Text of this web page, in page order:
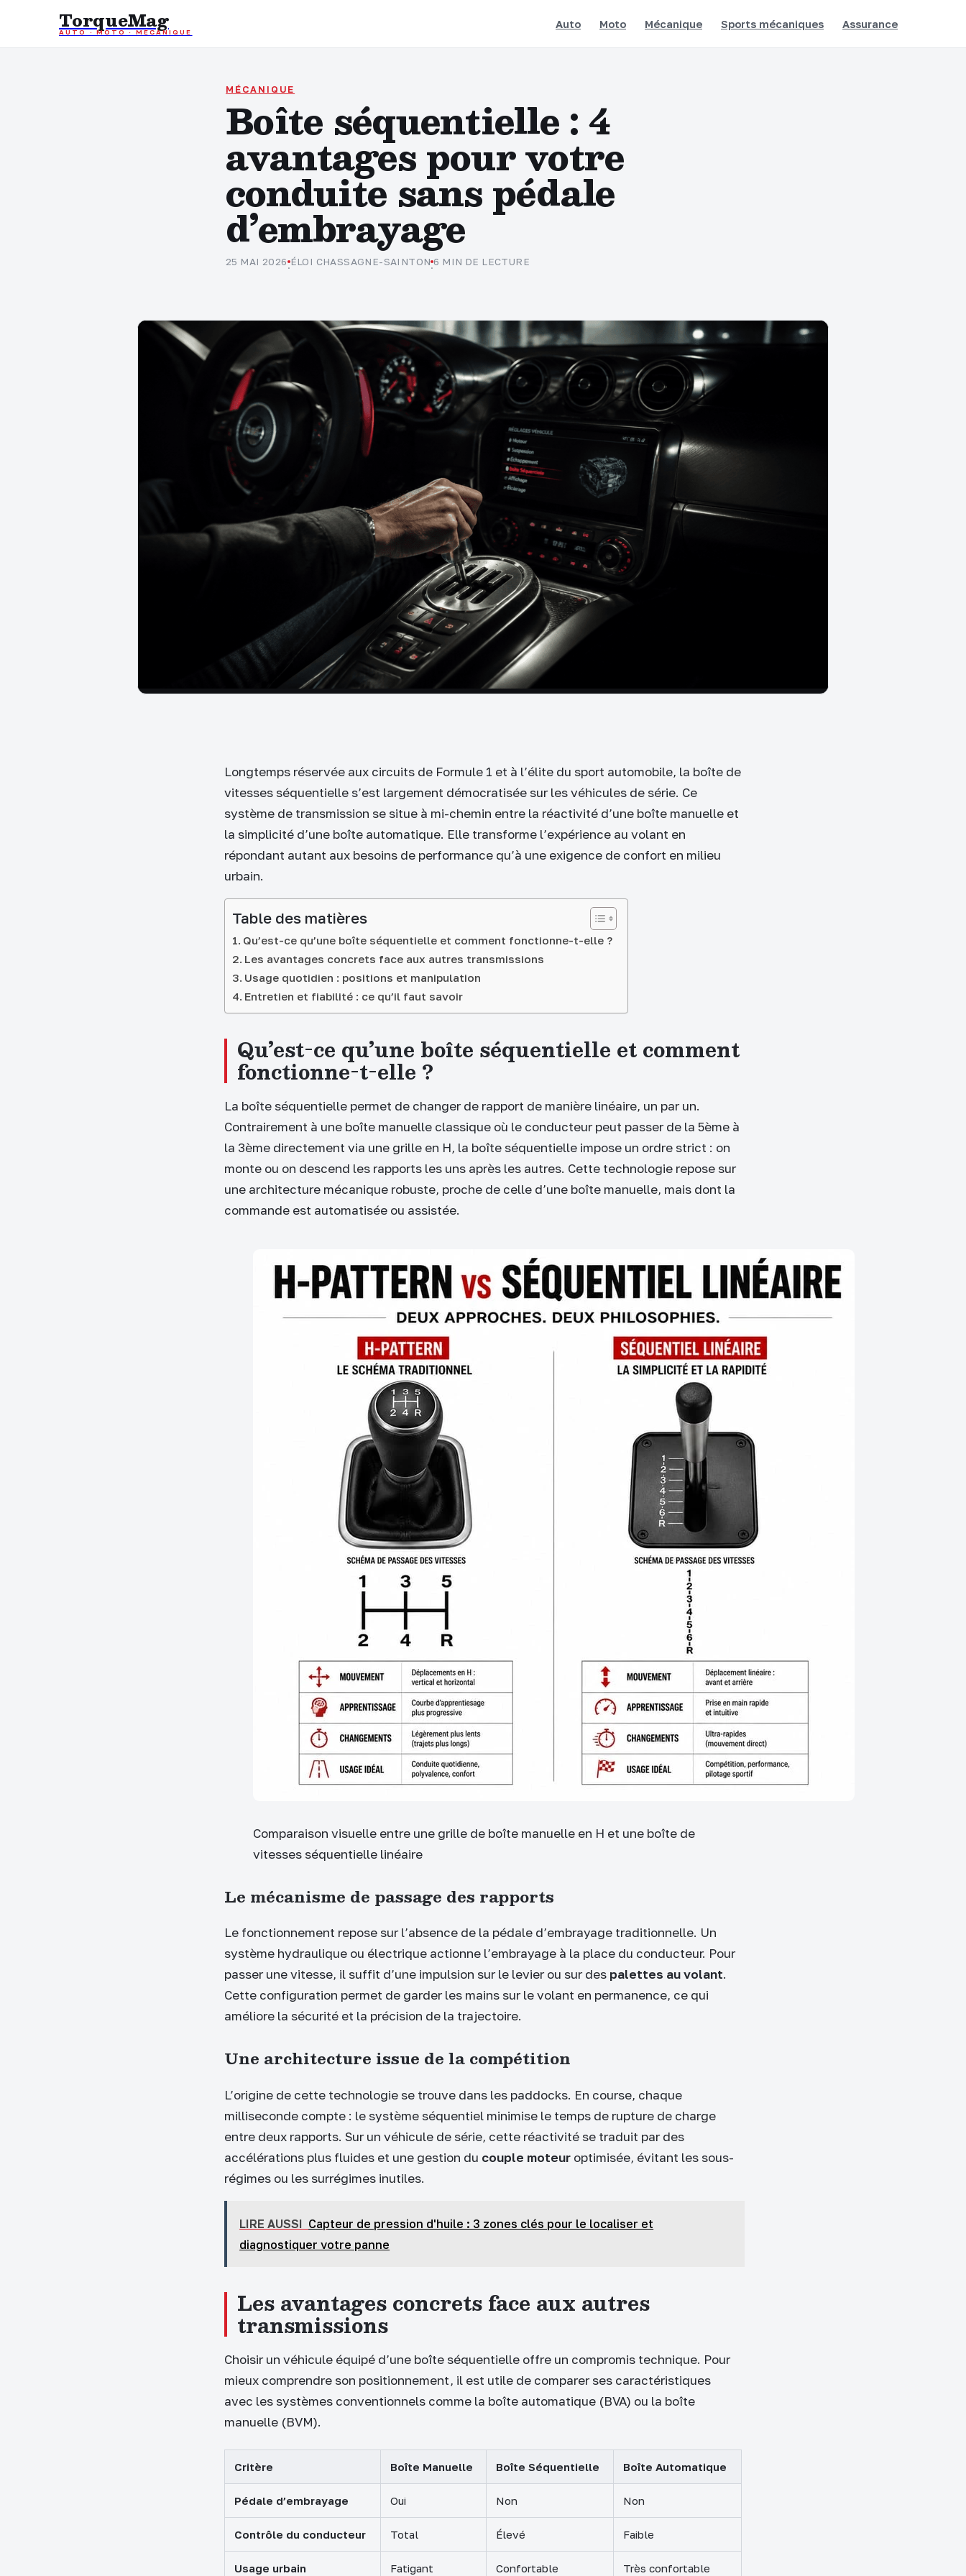
TorqueMag
AUTO · MOTO · MÉCANIQUE
Auto Moto Mécanique Sports mécaniques Assurance
MÉCANIQUE
Boîte séquentielle : 4
avantages pour votre
conduite sans pédale
d’embrayage
25 MAI 2026
·
ÉLOI CHASSAGNE-SAINTON
·
6 MIN DE LECTURE
Longtemps réservée aux circuits de Formule 1 et à l’élite du sport automobile, la boîte de
vitesses séquentielle s’est largement démocratisée sur les véhicules de série. Ce
système de transmission se situe à mi-chemin entre la réactivité d’une boîte manuelle et
la simplicité d’une boîte automatique. Elle transforme l’expérience au volant en
répondant autant aux besoins de performance qu’à une exigence de confort en milieu
urbain.
Table des matières
Qu’est-ce qu’une boîte séquentielle et comment fonctionne-t-elle ?
Les avantages concrets face aux autres transmissions
Usage quotidien : positions et manipulation
Entretien et fiabilité : ce qu’il faut savoir
Qu’est-ce qu’une boîte séquentielle et comment
fonctionne-t-elle ?
La boîte séquentielle permet de changer de rapport de manière linéaire, un par un.
Contrairement à une boîte manuelle classique où le conducteur peut passer de la 5ème à
la 3ème directement via une grille en H, la boîte séquentielle impose un ordre strict : on
monte ou on descend les rapports les uns après les autres. Cette technologie repose sur
une architecture mécanique robuste, proche de celle d’une boîte manuelle, mais dont la
commande est automatisée ou assistée.
Comparaison visuelle entre une grille de boîte manuelle en H et une boîte de
vitesses séquentielle linéaire
Le mécanisme de passage des rapports
Le fonctionnement repose sur l’absence de la pédale d’embrayage traditionnelle. Un
système hydraulique ou électrique actionne l’embrayage à la place du conducteur. Pour
passer une vitesse, il suffit d’une impulsion sur le levier ou sur des palettes au volant.
Cette configuration permet de garder les mains sur le volant en permanence, ce qui
améliore la sécurité et la précision de la trajectoire.
Une architecture issue de la compétition
L’origine de cette technologie se trouve dans les paddocks. En course, chaque
milliseconde compte : le système séquentiel minimise le temps de rupture de charge
entre deux rapports. Sur un véhicule de série, cette réactivité se traduit par des
accélérations plus fluides et une gestion du couple moteur optimisée, évitant les sous-
régimes ou les surrégimes inutiles.
LIRE AUSSI Capteur de pression d'huile : 3 zones clés pour le localiser et
diagnostiquer votre panne
Les avantages concrets face aux autres
transmissions
Choisir un véhicule équipé d’une boîte séquentielle offre un compromis technique. Pour
mieux comprendre son positionnement, il est utile de comparer ses caractéristiques
avec les systèmes conventionnels comme la boîte automatique (BVA) ou la boîte
manuelle (BVM).
Critère Boîte Manuelle Boîte Séquentielle Boîte Automatique
Pédale d’embrayage Oui Non Non
Contrôle du conducteur Total Élevé Faible
Usage urbain Fatigant Confortable Très confortable